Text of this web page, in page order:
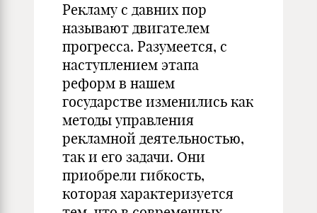
Рекламу с давних пор
называют двигателем
прогресса. Разумеется, с
наступлением этапа
реформ в нашем
государстве изменились как
методы управления
рекламной деятельностью,
так и его задачи. Они
приобрели гибкость,
которая характеризуется